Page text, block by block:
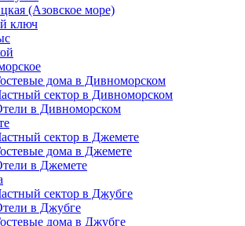
(Азовское море)
ключ
дома в Дивноморском
сектор в Дивноморском
в Дивноморском
сектор в Джемете
дома в Джемете
в Джемете
сектор в Джубге
в Джубге
дома в Джубге